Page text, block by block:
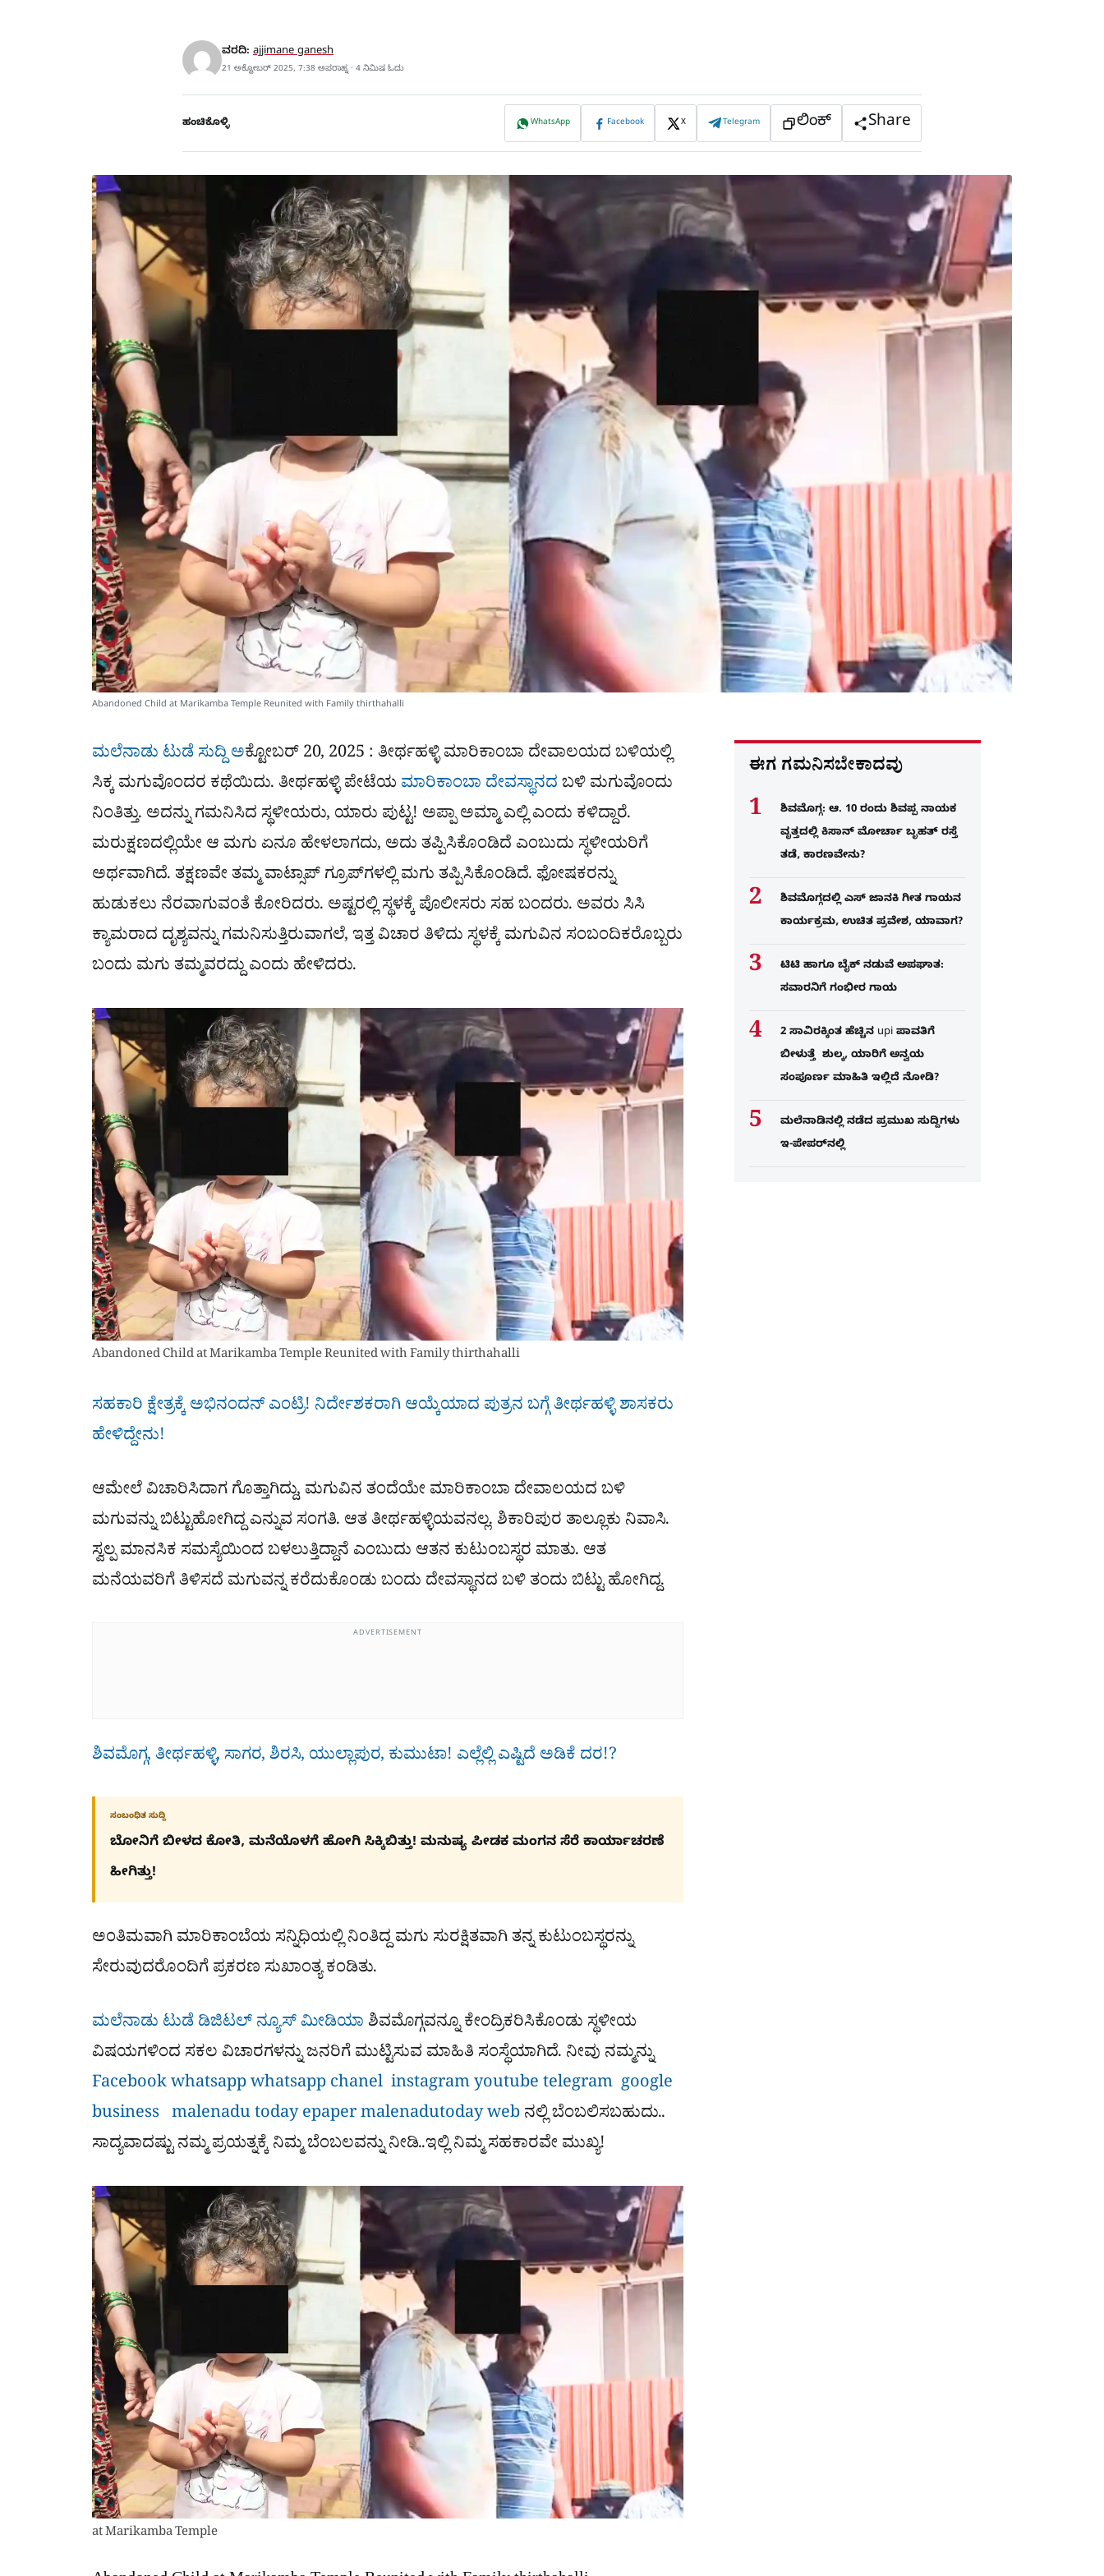
ವರದಿ: ajjimane ganesh
21 ಅಕ್ಟೋಬರ್ 2025, 7:38 ಅಪರಾಹ್ನ · 4 ನಿಮಿಷ ಓದು
ಹಂಚಿಕೊಳ್ಳಿ WhatsApp Facebook X Telegram ಲಿಂಕ್ Share
Abandoned Child at Marikamba Temple Reunited with Family thirthahalli
ಮಲೆನಾಡು ಟುಡೆ ಸುದ್ದಿ ಅಕ್ಟೋಬರ್ 20, 2025 : ತೀರ್ಥಹಳ್ಳಿ ಮಾರಿಕಾಂಬಾ ದೇವಾಲಯದ ಬಳಿಯಲ್ಲಿ
ಸಿಕ್ಕ ಮಗುವೊಂದರ ಕಥೆಯಿದು. ತೀರ್ಥಹಳ್ಳಿ ಪೇಟೆಯ ಮಾರಿಕಾಂಬಾ ದೇವಸ್ಥಾನದಬಳಿ ಮಗುವೊಂದು
ನಿಂತಿತ್ತು. ಅದನ್ನು ಗಮನಿಸಿದ ಸ್ಥಳೀಯರು, ಯಾರು ಪುಟ್ಟ! ಅಪ್ಪಾ ಅಮ್ಮಾ ಎಲ್ಲಿ ಎಂದು ಕಳಿದ್ದಾರೆ.
ಮರುಕ್ಷಣದಲ್ಲಿಯೇ ಆ ಮಗು ಏನೂ ಹೇಳಲಾಗದು, ಅದು ತಪ್ಪಿಸಿಕೊಂಡಿದೆ ಎಂಬುದು ಸ್ಥಳೀಯರಿಗೆ
ಅರ್ಥವಾಗಿದೆ. ತಕ್ಷಣವೇ ತಮ್ಮ ವಾಟ್ಸಾಪ್ ಗ್ರೂಪ್​ಗಳಲ್ಲಿ ಮಗು ತಪ್ಪಿಸಿಕೊಂಡಿದೆ. ಫೋಷಕರನ್ನು
ಹುಡುಕಲು ನೆರವಾಗುವಂತೆ ಕೋರಿದರು. ಅಷ್ಟರಲ್ಲಿ ಸ್ಥಳಕ್ಕೆ ಪೊಲೀಸರು ಸಹ ಬಂದರು. ಅವರು ಸಿಸಿ
ಕ್ಯಾಮರಾದ ದೃಶ್ಯವನ್ನು ಗಮನಿಸುತ್ತಿರುವಾಗಲೆ, ಇತ್ತ ವಿಚಾರ ತಿಳಿದು ಸ್ಥಳಕ್ಕೆ ಮಗುವಿನ ಸಂಬಂದಿಕರೊಬ್ಬರು
ಬಂದು ಮಗು ತಮ್ಮವರದ್ದು ಎಂದು ಹೇಳಿದರು.
Abandoned Child at Marikamba Temple Reunited with Family thirthahalli
ಸಹಕಾರಿ ಕ್ಷೇತ್ರಕ್ಕೆ ಅಭಿನಂದನ್​ ಎಂಟ್ರಿ! ನಿರ್ದೇಶಕರಾಗಿ ಆಯ್ಕೆಯಾದ ಪುತ್ರನ ಬಗ್ಗೆ ತೀರ್ಥಹಳ್ಳಿ ಶಾಸಕರು
ಹೇಳಿದ್ದೇನು!
ಆಮೇಲೆ ವಿಚಾರಿಸಿದಾಗ ಗೊತ್ತಾಗಿದ್ದು, ಮಗುವಿನ ತಂದೆಯೇ ಮಾರಿಕಾಂಬಾ ದೇವಾಲಯದ ಬಳಿ
ಮಗುವನ್ನು ಬಿಟ್ಟುಹೋಗಿದ್ದ ಎನ್ನುವ ಸಂಗತಿ. ಆತ ತೀರ್ಥಹಳ್ಳಿಯವನಲ್ಲ. ಶಿಕಾರಿಪುರ ತಾಲ್ಲೂಕು ನಿವಾಸಿ.
ಸ್ವಲ್ಪ ಮಾನಸಿಕ ಸಮಸ್ಯೆಯಿಂದ ಬಳಲುತ್ತಿದ್ದಾನೆ ಎಂಬುದು ಆತನ ಕುಟುಂಬಸ್ಥರ ಮಾತು. ಆತ
ಮನೆಯವರಿಗೆ ತಿಳಿಸದೆ ಮಗುವನ್ನ ಕರೆದುಕೊಂಡು ಬಂದು ದೇವಸ್ಥಾನದ ಬಳಿ ತಂದು ಬಿಟ್ಟು ಹೋಗಿದ್ದ.
ADVERTISEMENT
ಶಿವಮೊಗ್ಗ, ತೀರ್ಥಹಳ್ಳಿ, ಸಾಗರ, ಶಿರಸಿ, ಯುಲ್ಲಾಪುರ, ಕುಮುಟಾ! ಎಲ್ಲೆಲ್ಲಿ ಎಷ್ಟಿದೆ ಅಡಿಕೆ ದರ!?
ಸಂಬಂಧಿತ ಸುದ್ದಿ
ಬೋನಿಗೆ ಬೀಳದ ಕೋತಿ, ಮನೆಯೊಳಗೆ ಹೋಗಿ ಸಿಕ್ಕಿಬಿತ್ತು! ಮನುಷ್ಯ ಪೀಡಕ ಮಂಗನ ಸೆರೆ ಕಾರ್ಯಾಚರಣೆ
ಹೀಗಿತ್ತು!
ಅಂತಿಮವಾಗಿ ಮಾರಿಕಾಂಬೆಯ ಸನ್ನಿಧಿಯಲ್ಲಿ ನಿಂತಿದ್ದ ಮಗು ಸುರಕ್ಷಿತವಾಗಿ ತನ್ನ ಕುಟುಂಬಸ್ಥರನ್ನು
ಸೇರುವುದರೊಂದಿಗೆ ಪ್ರಕರಣ ಸುಖಾಂತ್ಯ ಕಂಡಿತು.
ಮಲೆನಾಡು ಟುಡೆ ಡಿಜಿಟಲ್ ನ್ಯೂಸ್ ಮೀಡಿಯಾ ಶಿವಮೊಗ್ಗವನ್ನೂ ಕೇಂದ್ರಿಕರಿಸಿಕೊಂಡು ಸ್ಥಳೀಯ
ವಿಷಯಗಳಿಂದ ಸಕಲ ವಿಚಾರಗಳನ್ನು ಜನರಿಗೆ ಮುಟ್ಟಿಸುವ ಮಾಹಿತಿ ಸಂಸ್ಥೆಯಾಗಿದೆ. ನೀವು ನಮ್ಮನ್ನು
Facebookwhatsappwhatsapp chanel instagramyoutubetelegram google
business malenadu today epapermalenadutoday webನಲ್ಲಿ ಬೆಂಬಲಿಸಬಹುದು..
ಸಾದ್ಯವಾದಷ್ಟು ನಮ್ಮ ಪ್ರಯತ್ನಕ್ಕೆ ನಿಮ್ಮ ಬೆಂಬಲವನ್ನು ನೀಡಿ..ಇಲ್ಲಿ ನಿಮ್ಮ ಸಹಕಾರವೇ ಮುಖ್ಯ!
at Marikamba Temple
ಈಗ ಗಮನಿಸಬೇಕಾದವು
ಶಿವಮೊಗ್ಗ: ಆ. 10 ರಂದು ಶಿವಪ್ಪ ನಾಯಕ
ವೃತ್ತದಲ್ಲಿ ಕಿಸಾನ್ ಮೋರ್ಚಾ ಬೃಹತ್ ರಸ್ತೆ
ತಡೆ, ಕಾರಣವೇನು?
ಶಿವಮೊಗ್ಗದಲ್ಲಿ ಎಸ್​ ಜಾನಕಿ ಗೀತ ಗಾಯನ
ಕಾರ್ಯಕ್ರಮ, ಉಚಿತ ಪ್ರವೇಶ, ಯಾವಾಗ?
ಟಿಟಿ ಹಾಗೂ ಬೈಕ್ ನಡುವೆ ಅಪಘಾತ:
ಸವಾರನಿಗೆ ಗಂಭೀರ ಗಾಯ
2 ಸಾವಿರಕ್ಕಿಂತ ಹೆಚ್ಚಿನ upi ಪಾವತಿಗೆ
ಬೀಳುತ್ತೆ ಶುಲ್ಕ, ಯಾರಿಗೆ ಅನ್ವಯ
ಸಂಪೂರ್ಣ ಮಾಹಿತಿ ಇಲ್ಲಿದೆ ನೋಡಿ?
ಮಲೆನಾಡಿನಲ್ಲಿ ನಡೆದ ಪ್ರಮುಖ ಸುದ್ದಿಗಳು
ಇ-ಪೇಪರ್​​​​ನಲ್ಲಿ